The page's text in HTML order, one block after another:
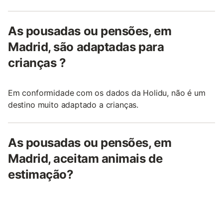
As pousadas ou pensões, em
Madrid, são adaptadas para
crianças ?
Em conformidade com os dados da Holidu, não é um
destino muito adaptado a crianças.
As pousadas ou pensões, em
Madrid, aceitam animais de
estimação?